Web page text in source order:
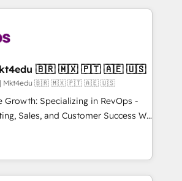
over 25,000+ customers so
solutions. ✔️Bespoke apps &
on-demand bundle services. Connect with us today!
team and customers.
4RevOps | Mkt4edu 🇧🇷 🇲🇽 🇵🇹 🇦🇪 🇺🇸
| Mkt4edu 🇧🇷 🇲🇽 🇵🇹 🇦🇪 🇺🇸
Growth: Specializing in RevOps -
Sales, and Customer Success We
revenue growth for companies
through tailored marketing, sales,
strategies, utilizing RevOps
Latin America's largest HubSpot